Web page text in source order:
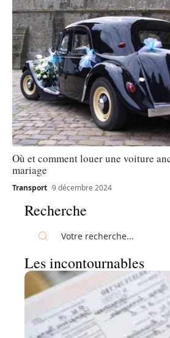
Où et comment louer une voiture
mariage
Transport 9 décembre 2024
Recherche
Les incontournables